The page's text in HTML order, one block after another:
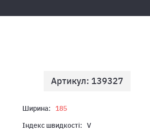
Артикул: 139327
Ширина:
185
Індекс швидкості: V